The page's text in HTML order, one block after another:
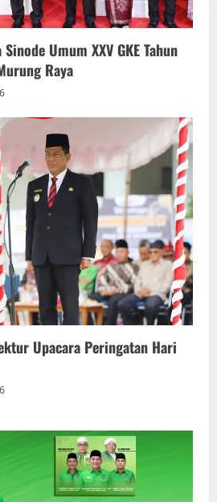
Umum XXV GKE Tahun
Raya
Upacara Peringatan Hari